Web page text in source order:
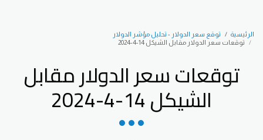
الرئيسية
توقع سعر الدولار - تحليل مؤشر الدولار
توقعات سعر الدولار مقابل الشيكل 14-4-2024
توقعات سعر الدولار مقابل
الشيكل 14-4-2024